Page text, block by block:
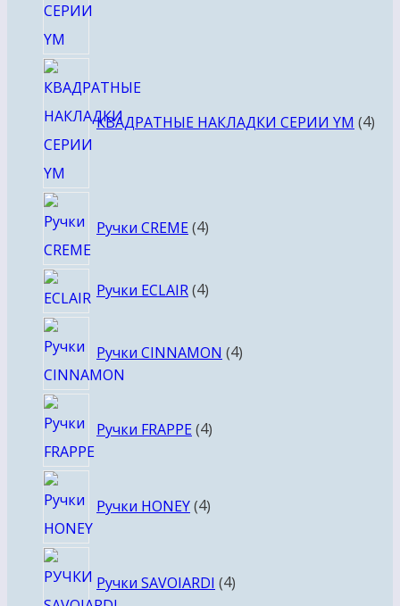
КВАДРАТНЫЕ НАКЛАДКИ СЕРИИ YM 4
Ручки CREME 4товара
Ручки ECLAIR 44
Ручки CINNAMON 4товара
Ручки FRAPPE 4товара
Ручки HONEY 4товара
Ручки SAVOIARDI 4товара